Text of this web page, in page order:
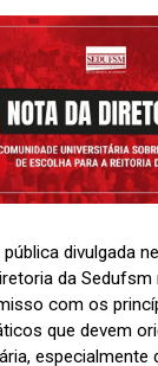
pública divulgada
da Sedufsm
com os
que devem
especialmente